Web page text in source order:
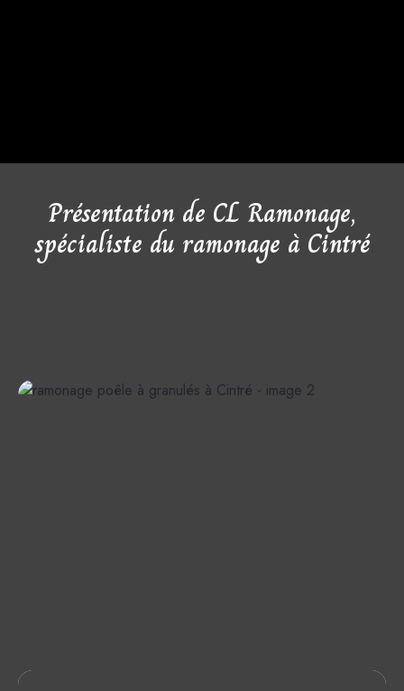
Présentation de CL Ramonage,
spécialiste du ramonage à Cintré